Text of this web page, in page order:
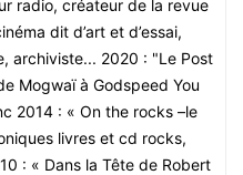
radio, créateur de la revue
dit d’art et d’essai,
archiviste... 2020 : "Le Post
Mogwaï à Godspeed You
2014 : « On the rocks –le
livres et cd rocks,
: « Dans la Tête de Robert